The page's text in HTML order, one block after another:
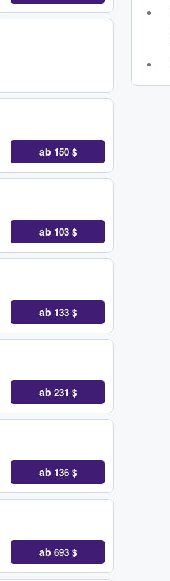
ab 150 $
ab 103 $
ab 133 $
ab 231 $
ab 136 $
ab 693 $